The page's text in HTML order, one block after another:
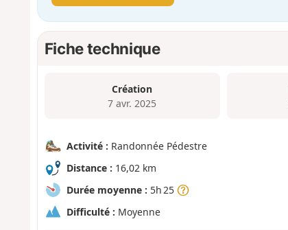
Fiche technique
Création
7 avr. 2025
Activité : Randonnée Pédestre
Distance : 16,02 km
Durée moyenne : 5h 25
Difficulté : Moyenne